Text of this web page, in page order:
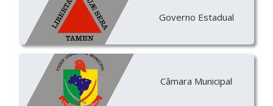
Governo Estadual
Câmara Municipal